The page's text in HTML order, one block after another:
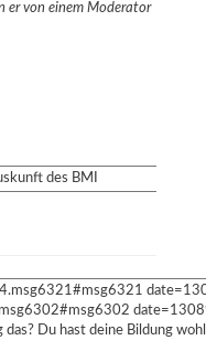
er von einem Moderator